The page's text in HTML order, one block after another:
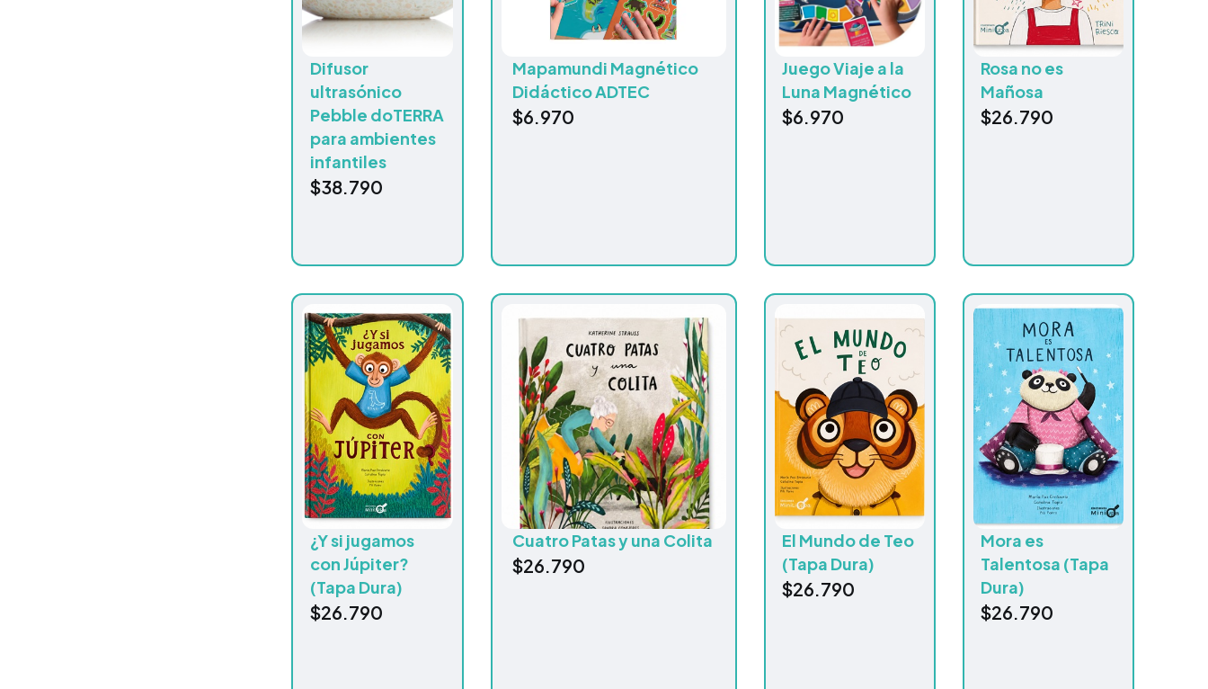
Difusor
ultrasónico
Pebble doTERRA
para ambientes
infantiles
$38.790
Mapamundi Magnético
Didáctico ADTEC
$6.970
Juego Viaje a la
Luna Magnético
$6.970
Rosa no es
Mañosa
$26.790
¿Y si jugamos
con Júpiter?
(Tapa Dura)
$26.790
Cuatro Patas y una Colita
$26.790
El Mundo de Teo
(Tapa Dura)
$26.790
Mora es
Talentosa (Tapa
Dura)
$26.790